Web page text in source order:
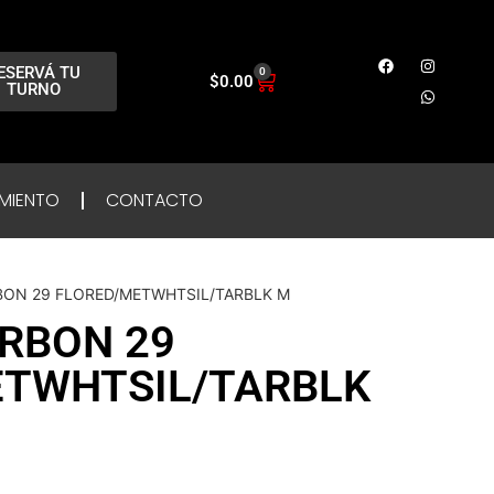
TU
TURNO
$0.00 0
CONTACTO
29 FLORED/METWHTSIL/TARBLK M
29
TARBLK